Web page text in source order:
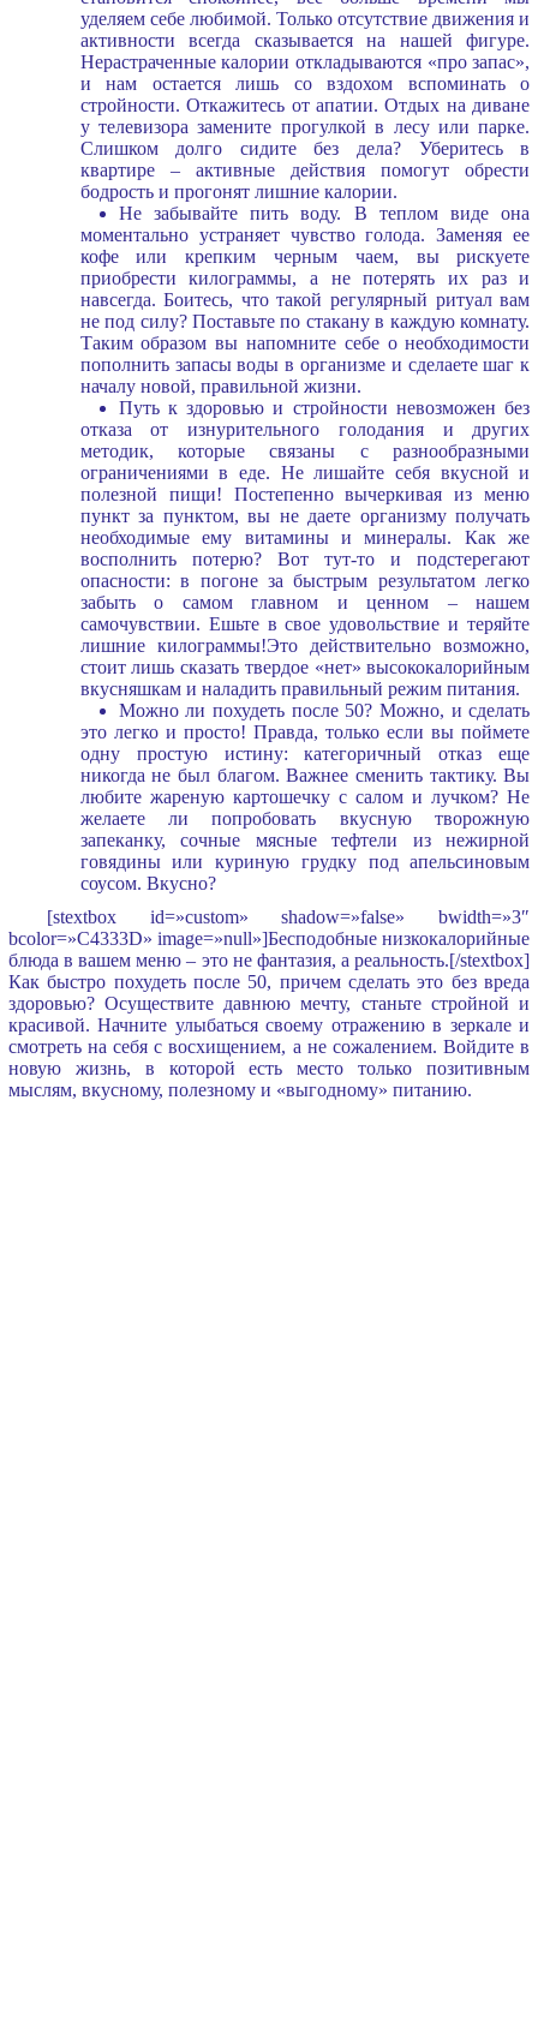
уделяем себе любимой. Только отсутствие движения и
активности всегда сказывается на нашей фигуре.
Нерастраченные калории откладываются «про запас»,
и нам остается лишь со вздохом вспоминать о
стройности. Откажитесь от апатии. Отдых на диване
у телевизора замените прогулкой в лесу или парке.
Слишком долго сидите без дела? Уберитесь в
квартире – активные действия помогут обрести
бодрость и прогонят лишние калории.
Не забывайте пить воду. В теплом виде она
моментально устраняет чувство голода. Заменяя ее
кофе или крепким черным чаем, вы рискуете
приобрести килограммы, а не потерять их раз и
навсегда. Боитесь, что такой регулярный ритуал вам
не под силу? Поставьте по стакану в каждую комнату.
Таким образом вы напомните себе о необходимости
пополнить запасы воды в организме и сделаете шаг к
началу новой, правильной жизни.
Путь к здоровью и стройности невозможен без
отказа от изнурительного голодания и других
методик, которые связаны с разнообразными
ограничениями в еде. Не лишайте себя вкусной и
полезной пищи! Постепенно вычеркивая из меню
пункт за пунктом, вы не даете организму получать
необходимые ему витамины и минералы. Как же
восполнить потерю? Вот тут-то и подстерегают
опасности: в погоне за быстрым результатом легко
забыть о самом главном и ценном – нашем
самочувствии. Ешьте в свое удовольствие и теряйте
лишние килограммы!Это действительно возможно,
стоит лишь сказать твердое «нет» высококалорийным
вкусняшкам и наладить правильный режим питания.
Можно ли похудеть после 50? Можно, и сделать
это легко и просто! Правда, только если вы поймете
одну простую истину: категоричный отказ еще
никогда не был благом. Важнее сменить тактику. Вы
любите жареную картошечку с салом и лучком? Не
желаете ли попробовать вкусную творожную
запеканку, сочные мясные тефтели из нежирной
говядины или куриную грудку под апельсиновым
соусом. Вкусно?
[stextbox id=»custom» shadow=»false» bwidth=»3″
bcolor=»C4333D» image=»null»]Бесподобные низкокалорийные
блюда в вашем меню – это не фантазия, а реальность.[/stextbox]
Как быстро похудеть после 50, причем сделать это без вреда
здоровью? Осуществите давнюю мечту, станьте стройной и
красивой. Начните улыбаться своему отражению в зеркале и
смотреть на себя с восхищением, а не сожалением. Войдите в
новую жизнь, в которой есть место только позитивным
мыслям, вкусному, полезному и «выгодному» питанию.